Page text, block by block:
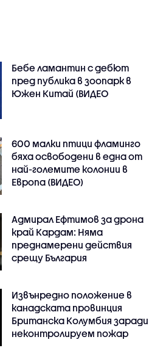
Бебе ламантин с дебют
пред публика в зоопарк в
Южен Китай (ВИДЕО
600 малки птици фламинго
бяха освободени в една от
най-големите колонии в
Европа (ВИДЕО)
Адмирал Ефтимов за дрона
край Кардам: Няма
преднамерени действия
срещу България
Извънредно положение в
канадската провинция
Британска Колумбия заради
неконтролируем пожар